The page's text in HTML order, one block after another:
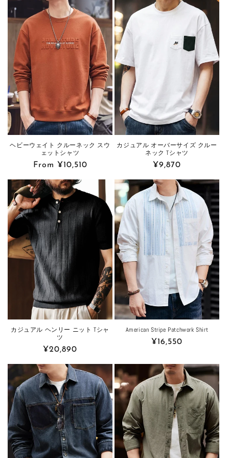
ヘビーウェイト クルーネック スウ
ェットシャツ
Regular
From ¥10,510
カジュアル オーバーサイズ クルー
ネック Tシャツ
Regular
¥9,870
カジュアル ヘンリー ニット Tシャ
ツ
Regular
¥20,890
American Stripe Patchwork Shirt
Regular
¥16,550